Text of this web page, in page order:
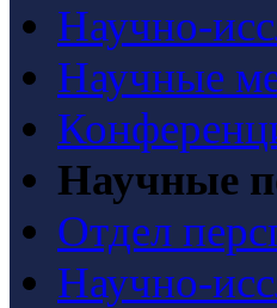
Научно-
Научные
Научные
Отдел
Научно-